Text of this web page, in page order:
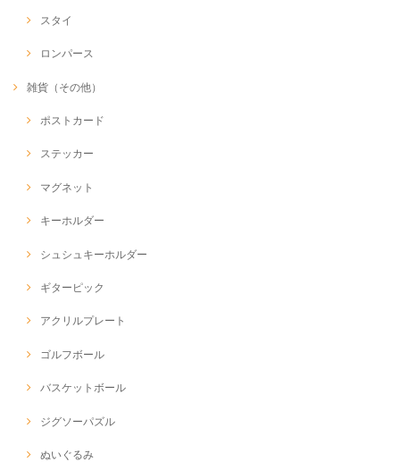
スタイ
ロンパース
雑貨（その他）
ポストカード
ステッカー
マグネット
キーホルダー
シュシュキーホルダー
ギターピック
アクリルプレート
ゴルフボール
バスケットボール
ジグソーパズル
ぬいぐるみ